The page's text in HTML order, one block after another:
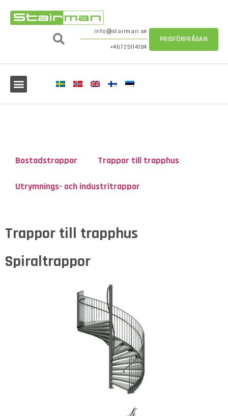
info@stairman.se
+46725114184
PRISFÖRFRÅGAN
Bostadstrappor Trappor till trapphus
Utrymnings- och industritrappor
Trappor till trapphus
Spiraltrappor